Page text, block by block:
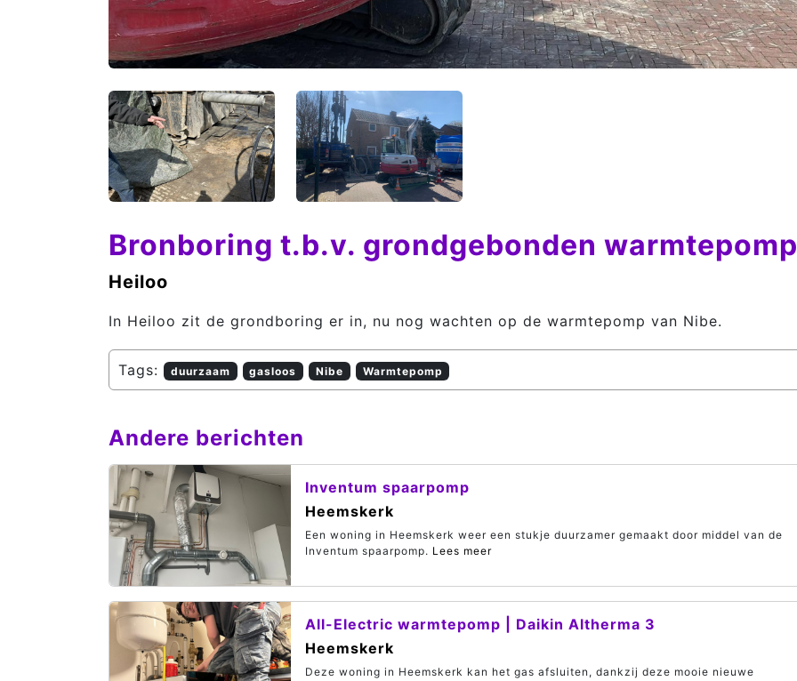
Bronboring t.b.v. grondgebonden warmtepomp
Heiloo
In Heiloo zit de grondboring er in, nu nog wachten op de warmtepomp van Nibe.
Tags: duurzaam gasloos Nibe Warmtepomp
Andere berichten
Inventum spaarpomp
Heemskerk
Een woning in Heemskerk weer een stukje duurzamer gemaakt door middel van de
Inventum spaarpomp. Lees meer
All-Electric warmtepomp | Daikin Altherma 3
Heemskerk
Deze woning in Heemskerk kan het gas afsluiten, dankzij deze mooie nieuwe